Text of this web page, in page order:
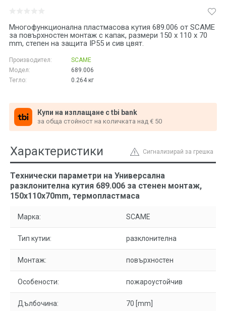
Многофункционална пластмасова кутия 689.006 от SCAME
за повърхностен монтаж с капак, размери 150 x 110 x 70
mm, степен на защита IP55 и сив цвят.
Производител:
SCAME
Модел:
689.006
Тегло:
0.264кг
Купи на изплащане с tbi bank
за обща стойност на количката над € 50
Сигнализирай за грешка
Характеристики
Технически параметри на Универсална
разклонителна кутия 689.006 за стенен монтаж,
150x110x70mm, термопластмаса
Марка: SCAME
Тип кутии: разклонителна
Монтаж: повърхностен
Особености: пожароустойчив
Дълбочина: 70 [mm]